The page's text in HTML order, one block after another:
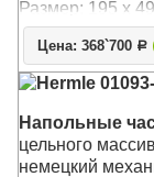
Размер: 195 х
Цена: 368`700 Р
Hermle
Напольные
цельного
немецкий